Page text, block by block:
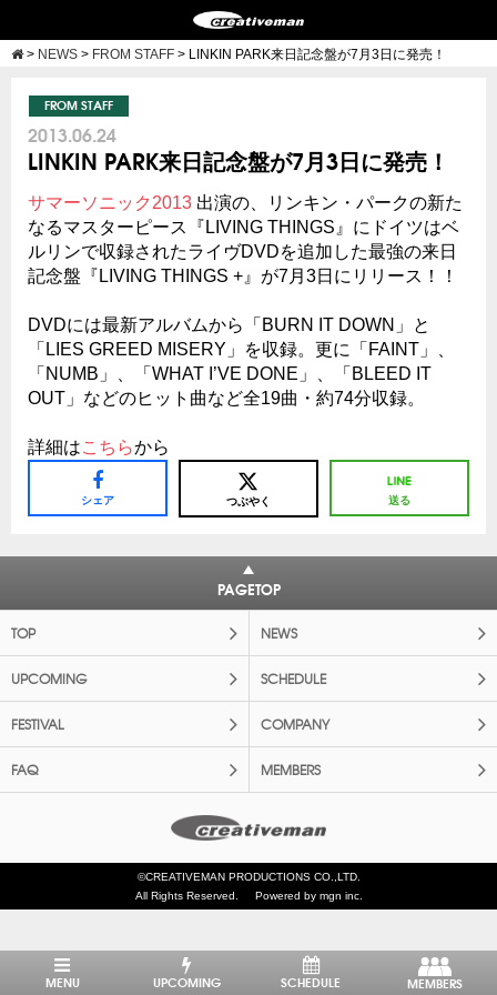
> NEWS > FROM STAFF > LINKIN PARK来日記念盤が7月3日に発売！
FROM STAFF
2013.06.24
LINKIN PARK来日記念盤が7月3日に発売！
サマーソニック2013 出演の、リンキン・パークの新た
なるマスターピース『LIVING THINGS』にドイツはベ
ルリンで収録されたライヴDVDを追加した最強の来日
記念盤『LIVING THINGS +』が7月3日にリリース！！
DVDには最新アルバムから「BURN IT DOWN」と
「LIES GREED MISERY」を収録。更に「FAINT」、
「NUMB」、「WHAT I’VE DONE」、「BLEED IT
OUT」などのヒット曲など全19曲・約74分収録。
詳細はこちらから
シェア つぶやく 送る
PAGETOP
TOP NEWS
UPCOMING SCHEDULE
FESTIVAL COMPANY
FAQ MEMBERS
©CREATIVEMAN PRODUCTIONS CO.,LTD.
All Rights Reserved.
Powered by mgn inc.
MENU UPCOMING SCHEDULE MEMBERS